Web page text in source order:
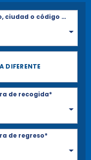
Oficina de recogida (aeropuerto, ciudad o código Postal)*
DIFERENTE
de recogida*
de regreso*